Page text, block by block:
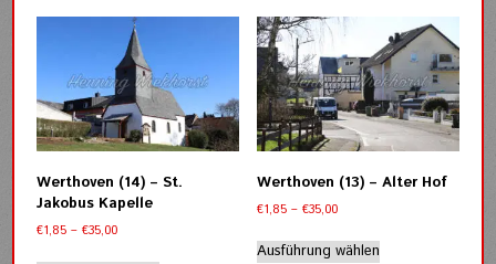
mehrere
Die
Optionen
können
auf
Produktseite
auf.
Die
Optionen
können
auf
der
gewählt
Werthoven (14) – St.
Jakobus Kapelle
€1,85 –€35,00Preisspanne:
Werthoven (13) – Alter Hof
€1,85 – €35,00Preisspanne:
bis
Ausführung wählenProdukt